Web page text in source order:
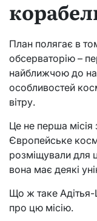
План полягає в
обсерваторію –
найближчою до
особливостей
вітру.
Це не перша місія
Європейське
розміщували для
вона має деякі
Що ж таке Адітья-
про цю місію.